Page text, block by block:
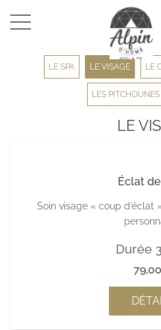
LE SPA LE VISAGE LE
LE
Éclat
Soin visage « coup d’éclat
Durée
79,00